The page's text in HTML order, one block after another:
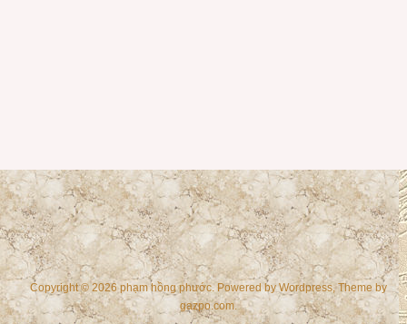
Copyright © 2026 phạm hồng phước. Powered byWordpress, Theme by
gazpo.com.